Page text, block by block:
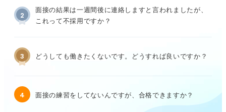
2
面接の結果は一週間後に連絡しますと言われましたが、
これって不採用ですか？
3 どうしても働きたくないです。どうすれば良いですか？
4 面接の練習をしてないんですが、合格できますか？